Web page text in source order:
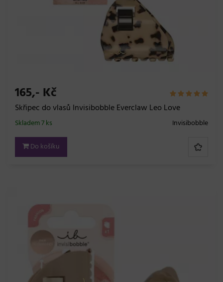
165,- Kč
Skřipec do vlasů Invisibobble Everclaw Leo Love
Invisibobble
Skladem 7 ks
Do košíku